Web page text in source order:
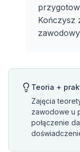
Kończysz
Teoria +
Zajęcia
zawodowe u
połączenie